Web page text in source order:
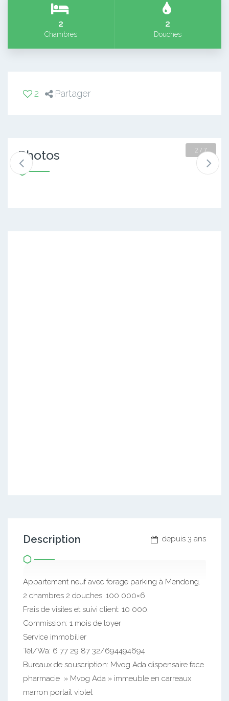
2
Chambres
2
Douches
2 Partager
Photos 2 / 7
depuis 3 ans
Description
Appartement neuf avec forage parking à Mendong.
2 chambres 2 douches…100 000×6
Frais de visites et suivi client: 10 000.
Commission: 1 mois de loyer
Service immobilier
Tél/Wa: 6 77 29 87 32/694494694
Bureaux de souscription: Mvog Ada dispensaire face
pharmacie » Mvog Ada » immeuble en carreaux
marron portail violet